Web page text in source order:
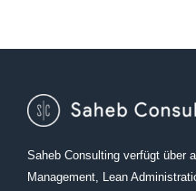
Saheb Consulting verfügt über
Management, Lean